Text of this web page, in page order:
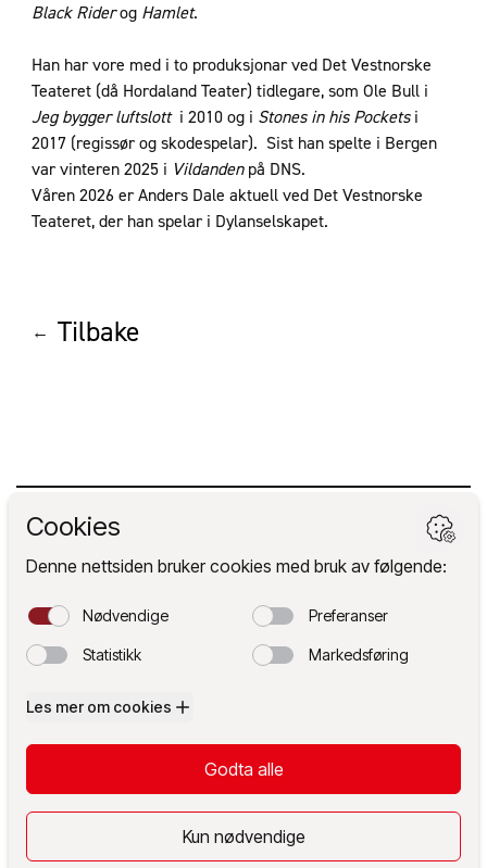
Black Riderog Hamlet.
Han har vore med i to produksjonar ved Det Vestnorske
Teateret (då Hordaland Teater) tidlegare, som Ole Bull i
Jeg bygger luftslotti 2010 og i Stones in his Pocketsi
2017 (regissør og skodespelar). Sist han spelte i Bergen
var vinteren 2025 i Vildandenpå DNS.
Våren 2026 er Anders Dale aktuell ved Det Vestnorske
Teateret, der han spelar i Dylanselskapet.
← Tilbake
Det Vestnorske Teateret AS
Følg oss
Facebook